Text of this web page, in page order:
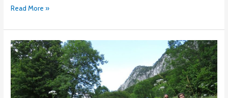
Read More »
Camp
2019:
Jurnalul
Mirunei